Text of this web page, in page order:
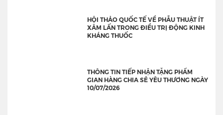
HỘI THẢO QUỐC TẾ VỀ PHẪU THUẬT ÍT
XÂM LẤN TRONG ĐIỀU TRỊ ĐỘNG KINH
KHÁNG THUỐC
THÔNG TIN TIẾP NHẬN TẶNG PHẨM
GIAN HÀNG CHIA SẺ YÊU THƯƠNG NGÀY
10/07/2026